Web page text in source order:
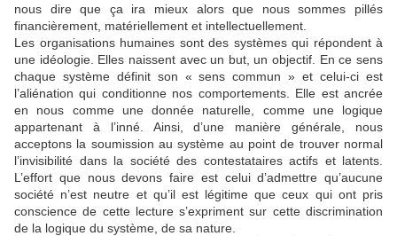
nous dire que ça ira mieux alors que nous sommes pillés
financièrement, matériellement et intellectuellement.
Les organisations humaines sont des systèmes qui répondent à
une idéologie. Elles naissent avec un but, un objectif. En ce sens
chaque système définit son « sens commun » et celui-ci est
l’aliénation qui conditionne nos comportements. Elle est ancrée
en nous comme une donnée naturelle, comme une logique
appartenant à l’inné. Ainsi, d’une manière générale, nous
acceptons la soumission au système au point de trouver normal
l’invisibilité dans la société des contestataires actifs et latents.
L’effort que nous devons faire est celui d’admettre qu’aucune
société n’est neutre et qu’il est légitime que ceux qui ont pris
conscience de cette lecture s’expriment sur cette discrimination
de la logique du système, de sa nature.